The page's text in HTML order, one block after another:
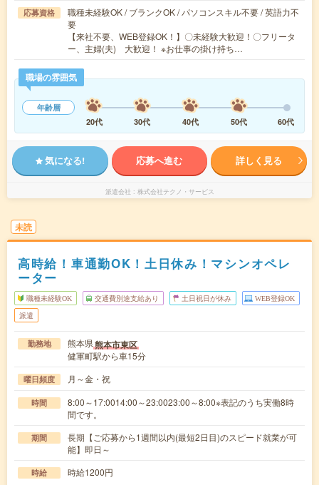
応募資格
職種未経験OK / ブランクOK / パソコンスキル不要 / 英語力不
要
【来社不要、WEB登録OK！】〇未経験大歓迎！〇フリータ
ー、主婦(夫) 大歓迎！ ※お仕事の掛け持ち…
職場の雰囲気
年齢層
20代
30代 40代 50代 60代
気になる! 応募へ進む 詳しく見る
派遣会社 株式会社テクノ・サービス
未読
高時給！車通勤OK！土日休み！マシンオペレ
ーター
職種未経験OK 交通費別途支給あり 土日祝日が休み WEB登録OK
派遣
勤務地 熊本県熊本市東区
健軍町駅から車15分
曜日頻度 月～金・祝
時間
8:00～17:0014:00～23:0023:00～8:00※表記のうち実働8時
間です。
期間
長期【ご応募から1週間以内(最短2日目)のスピード就業が可
能】即日～
時給 時給1200円